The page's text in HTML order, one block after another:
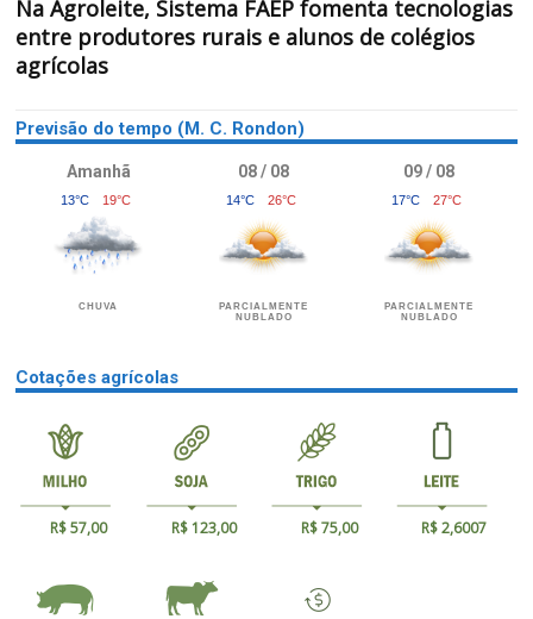
Na Agroleite, Sistema FAEP fomenta tecnologias
entre produtores rurais e alunos de colégios
agrícolas
Previsão do tempo (M. C. Rondon)
Amanhã
13°C 19°C
CHUVA
08 / 08
14°C 26°C
PARCIALMENTE
NUBLADO
09 / 08
17°C 27°C
PARCIALMENTE
NUBLADO
Cotações agrícolas
R$ 57,00 R$ 123,00 R$ 75,00 R$ 2,6007